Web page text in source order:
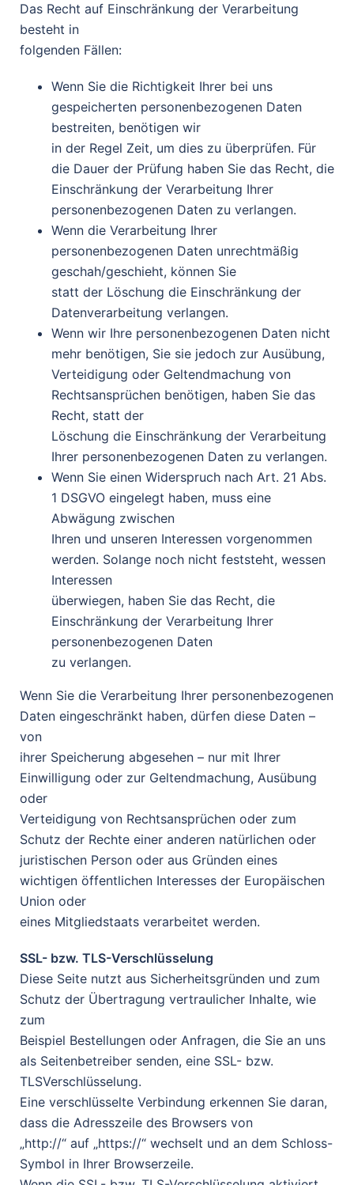
Das Recht auf Einschränkung der Verarbeitung
besteht in
folgenden Fällen:
Wenn Sie die Richtigkeit Ihrer bei uns
gespeicherten personenbezogenen Daten
bestreiten, benötigen wir
in der Regel Zeit, um dies zu überprüfen. Für
die Dauer der Prüfung haben Sie das Recht, die
Einschränkung der Verarbeitung Ihrer
personenbezogenen Daten zu verlangen.
Wenn die Verarbeitung Ihrer
personenbezogenen Daten unrechtmäßig
geschah/geschieht, können Sie
statt der Löschung die Einschränkung der
Datenverarbeitung verlangen.
Wenn wir Ihre personenbezogenen Daten nicht
mehr benötigen, Sie sie jedoch zur Ausübung,
Verteidigung oder Geltendmachung von
Rechtsansprüchen benötigen, haben Sie das
Recht, statt der
Löschung die Einschränkung der Verarbeitung
Ihrer personenbezogenen Daten zu verlangen.
Wenn Sie einen Widerspruch nach Art. 21 Abs.
1 DSGVO eingelegt haben, muss eine
Abwägung zwischen
Ihren und unseren Interessen vorgenommen
werden. Solange noch nicht feststeht, wessen
Interessen
überwiegen, haben Sie das Recht, die
Einschränkung der Verarbeitung Ihrer
personenbezogenen Daten
zu verlangen.
Wenn Sie die Verarbeitung Ihrer personenbezogenen
Daten eingeschränkt haben, dürfen diese Daten –
von
ihrer Speicherung abgesehen – nur mit Ihrer
Einwilligung oder zur Geltendmachung, Ausübung
oder
Verteidigung von Rechtsansprüchen oder zum
Schutz der Rechte einer anderen natürlichen oder
juristischen Person oder aus Gründen eines
wichtigen öffentlichen Interesses der Europäischen
Union oder
eines Mitgliedstaats verarbeitet werden.
SSL- bzw. TLS-Verschlüsselung
Diese Seite nutzt aus Sicherheitsgründen und zum
Schutz der Übertragung vertraulicher Inhalte, wie
zum
Beispiel Bestellungen oder Anfragen, die Sie an uns
als Seitenbetreiber senden, eine SSL- bzw.
TLSVerschlüsselung.
Eine verschlüsselte Verbindung erkennen Sie daran,
dass die Adresszeile des Browsers von
„http://“ auf „https://“ wechselt und an dem Schloss-
Symbol in Ihrer Browserzeile.